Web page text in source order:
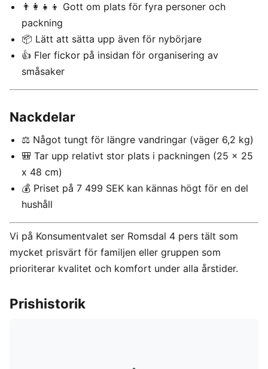
👨‍👩‍👧‍👦 Gott om plats för fyra personer och
packning
📦 Lätt att sätta upp även för nybörjare
👍 Fler fickor på insidan för organisering av
småsaker
Nackdelar
⚖️ Något tungt för längre vandringar (väger 6,2 kg)
🎒 Tar upp relativt stor plats i packningen (25 x 25
x 48 cm)
💰 Priset på 7 499 SEK kan kännas högt för en del
hushåll
Vi på Konsumentvalet ser Romsdal 4 pers tält som
mycket prisvärt för familjen eller gruppen som
prioriterar kvalitet och komfort under alla årstider.
Prishistorik